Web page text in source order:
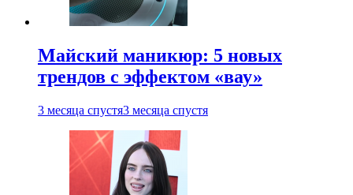
Майский маникюр: 5 новых
трендов с эффектом «вау»
3 месяца спустя3 месяца спустя